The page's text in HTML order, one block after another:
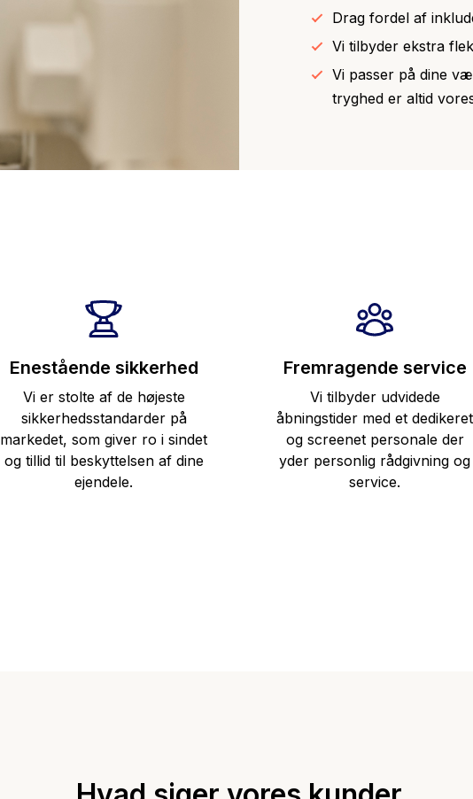
Drag fordel af
Vi tilbyder ekstra
Vi passer på dine
tryghed er altid
Enestående sikkerhed
Vi er stolte af de højeste
sikkerhedsstandarder på
markedet, som giver ro i sindet
og tillid til beskyttelsen af dine
ejendele.
Fremragende service
Vi tilbyder udvidede
åbningstider med et dedikeret
og screenet personale der
yder personlig rådgivning og
service.